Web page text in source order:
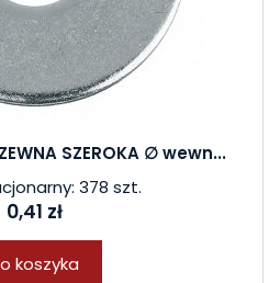
SZEROKA ∅ wewn...
378 szt.
0,41 zł
koszyka